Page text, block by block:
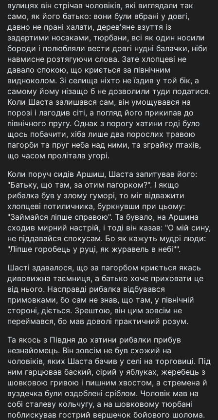
вулицях він стрічав чоловіків, які виглядали так
само, як його батько: вони були вбрані у довгі,
давно не прані халати, дерев'яне взуття із
задертими носаками, тюрбани, всі як один носили
бороди і полюбляли вести довгі нудні балачки, ніби
навмисне розтягуючи слова. Зате хлопцеві не
давало спокою, що криється за північним
видноколом. Зі селища ніхто не їздив у той бік, а
самому йому нізащо б не дозволили туди податися.
Коли Шаста залишався сам, він умощувався на
порозі і лагодив сіті, а погляд його прикипав до
північного пругу. Однак з порогу хатини годі було
щось побачити, хіба лише два порослих травою
пагорби та пруг неба над ними, та зграйку птахів,
що часом пролітала угорі.
Коли поруч сидів Аршиш, Шаста запитував його:
"Батьку, що там, за отим пагорком?". І якщо
рибалка був у злому гуморі, то міг відважити
хлопцеві потиличника, буркнувши при цьому:
"Займайся ліпше справою". Та бувало, на Аршина
сходив мирний настрій, і тоді він казав: "О мій сину,
не піддавайся спокусам. Бо як кажуть мудрі люди:
"Ліпше горобець у руці, як журавель в небі"".
Шасті здавалося, що за пагорбом криється якась
дивовижна таємниця, а батько хоче приховати це
від нього. Насправді рибалка відбувався
примовками, бо сам не знав, що там, у північній
стороні, діється. Зрештою, він цим зовсім не
переймався, бо мав доволі практичний розум.
Та якось з Півдня до хатини рибалки прибув
незнайомець. Він зовсім не був схожий на
чоловіків, яких Шаста бачив у селі на торговиці. Під
ним гарцював баский, сірий у яблуках, жеребець з
шовковою гривою і пишним хвостом, а стремена й
вуздечка були оздоблені сріблом. Чоловік мав на
собі сталеву кольчугу, а на шовковому тюрбані
поблискував гострий вершечок бойового шолома.